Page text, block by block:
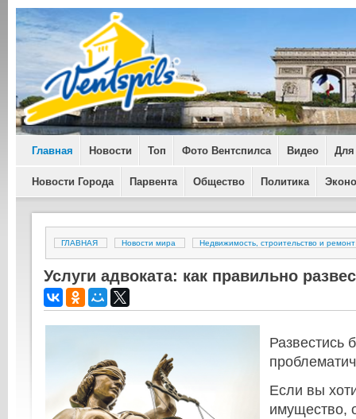
Главная Новости Топ Фото Вентспилса Видео Для
Новости Города Парвента Общество Политика
ГЛАВНАЯ Новости мира Недвижимость, строительство и ремонт
Услуги адвоката: как правильно
Развестись
Если вы
имущество,